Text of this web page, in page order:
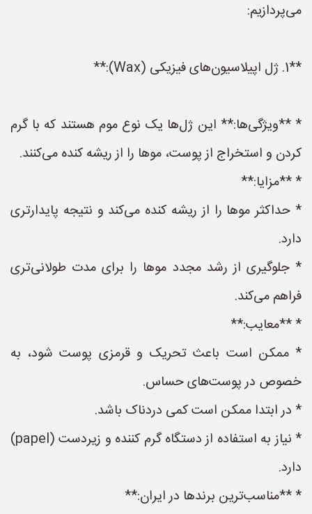
می‌پردازیم:
**1. ژل اپیلاسیون‌های فیزیکی (Wax):**
* **ویژگی‌ها:** این ژل‌ها یک نوع موم هستند که با گرم
کردن و استخراج از پوست، موها را از ریشه کنده می‌کنند.
* **مزایا:**
* حداکثر موها را از ریشه کنده می‌کند و نتیجه پایدارتری
دارد.
* جلوگیری از رشد مجدد موها را برای مدت طولانی‌تری
فراهم می‌کند.
* **معایب:**
* ممکن است باعث تحریک و قرمزی پوست شود، به
خصوص در پوست‌های حساس.
* در ابتدا ممکن است کمی دردناک باشد.
* نیاز به استفاده از دستگاه گرم کننده و زیردست (papel)
دارد.
* **مناسب‌ترین برندها در ایران:**